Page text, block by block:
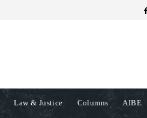
Law & Justice Columns AIBE